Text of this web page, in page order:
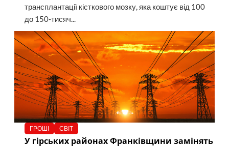
трансплантації кісткового мозку, яка коштує від 100
до 150-тисяч...
ГРОШІ СВІТ
У гірських районах Франківщини замінять